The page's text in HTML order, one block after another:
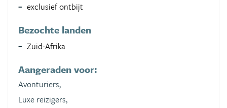
exclusief ontbijt
Bezochte landen
Zuid-Afrika
Aangeraden voor:
Avonturiers,
Luxe reizigers,